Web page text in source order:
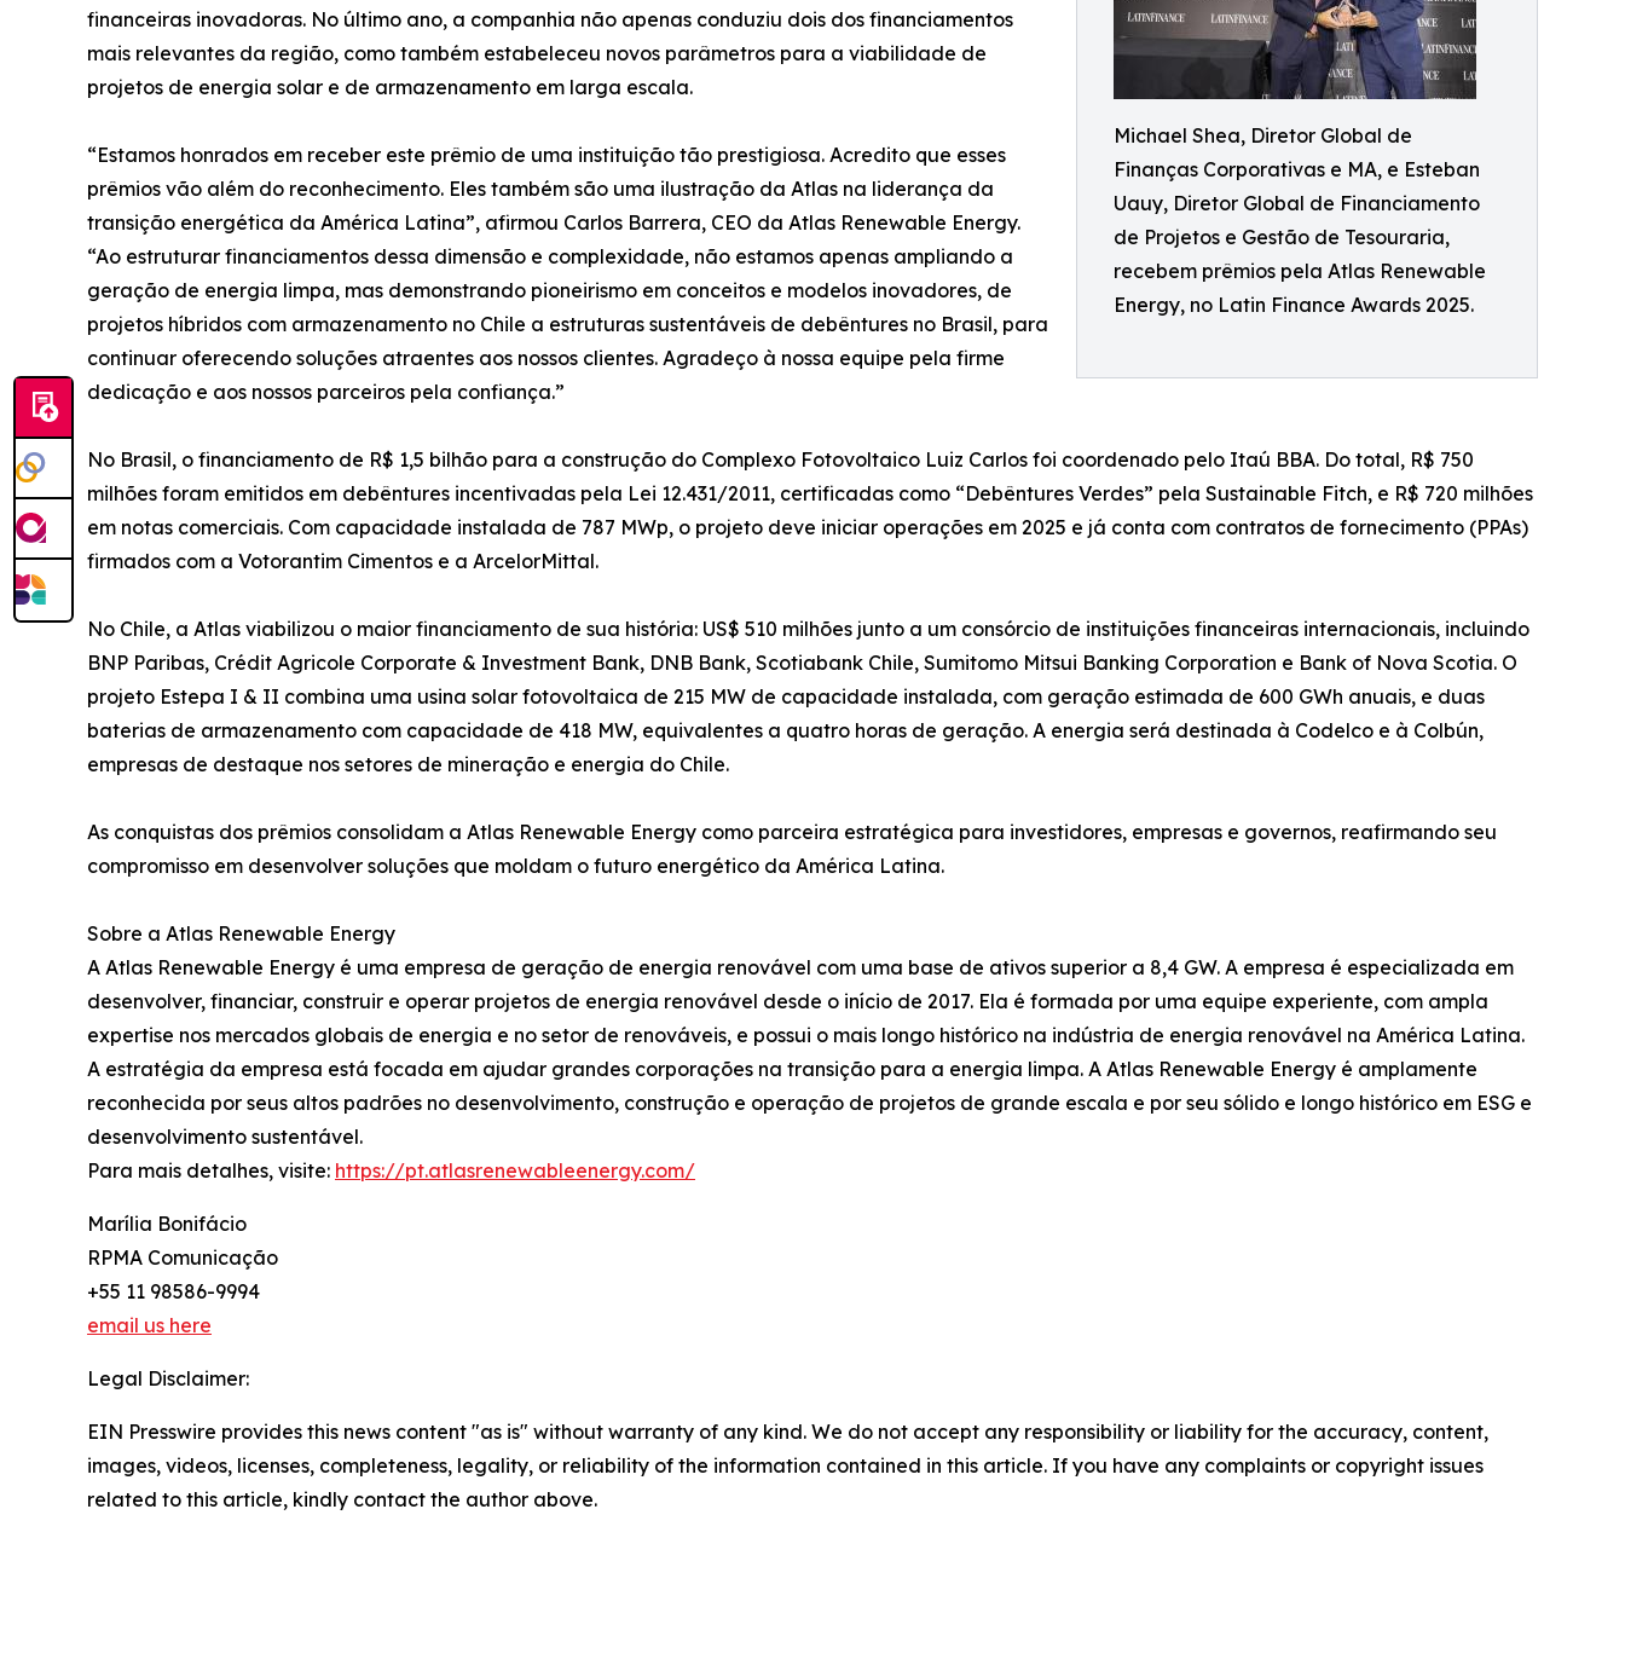
Michael Shea, Diretor Global de
Finanças Corporativas e MA, e Esteban
Uauy, Diretor Global de Financiamento
de Projetos e Gestão de Tesouraria,
recebem prêmios pela Atlas Renewable
Energy, no Latin Finance Awards 2025.
financeiras inovadoras. No último ano, a companhia não apenas conduziu dois dos financiamentos
mais relevantes da região, como também estabeleceu novos parâmetros para a viabilidade de
projetos de energia solar e de armazenamento em larga escala.
“Estamos honrados em receber este prêmio de uma instituição tão prestigiosa. Acredito que esses
prêmios vão além do reconhecimento. Eles também são uma ilustração da Atlas na liderança da
transição energética da América Latina”, afirmou Carlos Barrera, CEO da Atlas Renewable Energy.
“Ao estruturar financiamentos dessa dimensão e complexidade, não estamos apenas ampliando a
geração de energia limpa, mas demonstrando pioneirismo em conceitos e modelos inovadores, de
projetos híbridos com armazenamento no Chile a estruturas sustentáveis de debêntures no Brasil, para
continuar oferecendo soluções atraentes aos nossos clientes. Agradeço à nossa equipe pela firme
dedicação e aos nossos parceiros pela confiança.”
No Brasil, o financiamento de R$ 1,5 bilhão para a construção do Complexo Fotovoltaico Luiz Carlos foi coordenado pelo Itaú BBA. Do total, R$ 750
milhões foram emitidos em debêntures incentivadas pela Lei 12.431/2011, certificadas como “Debêntures Verdes” pela Sustainable Fitch, e R$ 720 milhões
em notas comerciais. Com capacidade instalada de 787 MWp, o projeto deve iniciar operações em 2025 e já conta com contratos de fornecimento (PPAs)
firmados com a Votorantim Cimentos e a ArcelorMittal.
No Chile, a Atlas viabilizou o maior financiamento de sua história: US$ 510 milhões junto a um consórcio de instituições financeiras internacionais, incluindo
BNP Paribas, Crédit Agricole Corporate & Investment Bank, DNB Bank, Scotiabank Chile, Sumitomo Mitsui Banking Corporation e Bank of Nova Scotia. O
projeto Estepa I & II combina uma usina solar fotovoltaica de 215 MW de capacidade instalada, com geração estimada de 600 GWh anuais, e duas
baterias de armazenamento com capacidade de 418 MW, equivalentes a quatro horas de geração. A energia será destinada à Codelco e à Colbún,
empresas de destaque nos setores de mineração e energia do Chile.
As conquistas dos prêmios consolidam a Atlas Renewable Energy como parceira estratégica para investidores, empresas e governos, reafirmando seu
compromisso em desenvolver soluções que moldam o futuro energético da América Latina.
Sobre a Atlas Renewable Energy
A Atlas Renewable Energy é uma empresa de geração de energia renovável com uma base de ativos superior a 8,4 GW. A empresa é especializada em
desenvolver, financiar, construir e operar projetos de energia renovável desde o início de 2017. Ela é formada por uma equipe experiente, com ampla
expertise nos mercados globais de energia e no setor de renováveis, e possui o mais longo histórico na indústria de energia renovável na América Latina.
A estratégia da empresa está focada em ajudar grandes corporações na transição para a energia limpa. A Atlas Renewable Energy é amplamente
reconhecida por seus altos padrões no desenvolvimento, construção e operação de projetos de grande escala e por seu sólido e longo histórico em ESG e
desenvolvimento sustentável.
Para mais detalhes, visite: https://pt.atlasrenewableenergy.com/
Marília Bonifácio
RPMA Comunicação
+55 11 98586-9994
email us here
Legal Disclaimer:
EIN Presswire provides this news content "as is" without warranty of any kind. We do not accept any responsibility or liability for the accuracy, content,
images, videos, licenses, completeness, legality, or reliability of the information contained in this article. If you have any complaints or copyright issues
related to this article, kindly contact the author above.